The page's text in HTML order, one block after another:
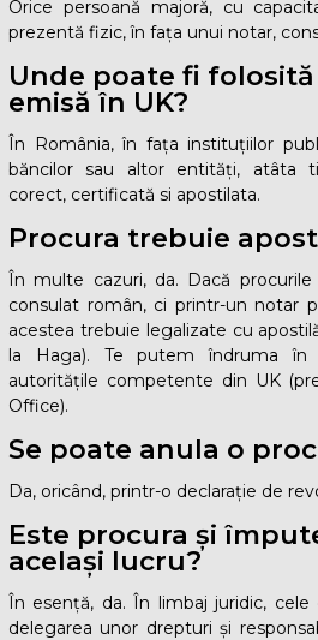
Orice persoană majoră, cu
prezentă fizic, în fața unui notar,
Unde poate fi
emisă în UK?
În România, în fața instituțiilor
băncilor sau altor entități, atâta
corect, certificată si apostilata.
Procura trebuie
În multe cazuri, da. Dacă
consulat român, ci printr-un notar
acestea trebuie legalizate cu
la Haga). Te putem îndruma în
autoritățile competente din UK
Office).
Se poate anula o
Da, oricând, printr-o declarație de
Este procura și
același lucru?
În esență, da. În limbaj juridic,
delegarea unor drepturi și